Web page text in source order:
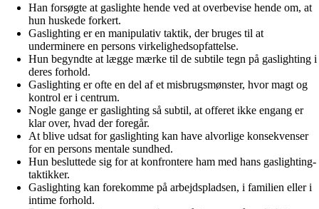
Han forsøgte at gaslighte hende ved at overbevise hende om, at
hun huskede forkert.
Gaslighting er en manipulativ taktik, der bruges til at
underminere en persons virkelighedsopfattelse.
Hun begyndte at lægge mærke til de subtile tegn på gaslighting i
deres forhold.
Gaslighting er ofte en del af et misbrugsmønster, hvor magt og
kontrol er i centrum.
Nogle gange er gaslighting så subtil, at offeret ikke engang er
klar over, hvad der foregår.
At blive udsat for gaslighting kan have alvorlige konsekvenser
for en persons mentale sundhed.
Hun besluttede sig for at konfrontere ham med hans gaslighting-
taktikker.
Gaslighting kan forekomme på arbejdspladsen, i familien eller i
intime forhold.